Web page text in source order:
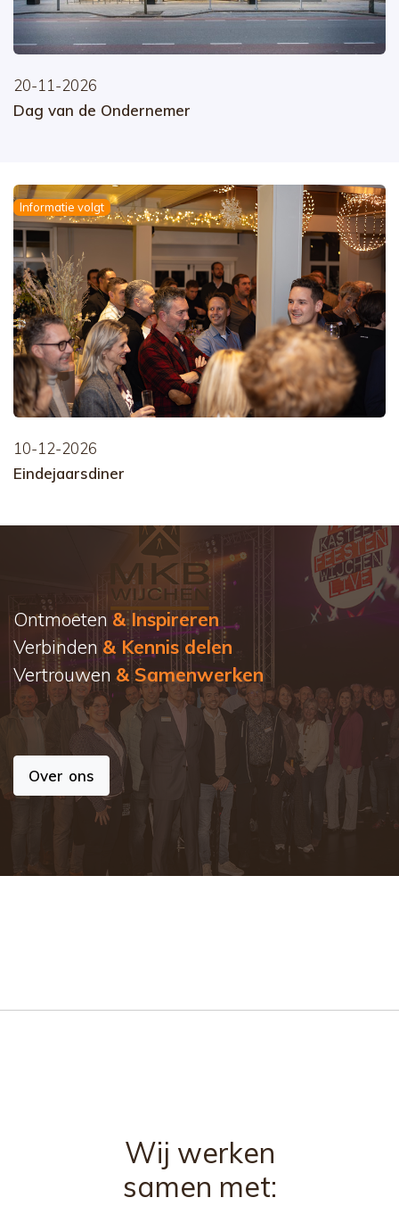
20-11-2026
Dag van de Ondernemer
Informatie volgt
10-12-2026
Eindejaarsdiner
Ontmoeten & Inspireren
Verbinden & Kennis delen
Vertrouwen & Samenwerken
Over ons
Wij werken
samen met: